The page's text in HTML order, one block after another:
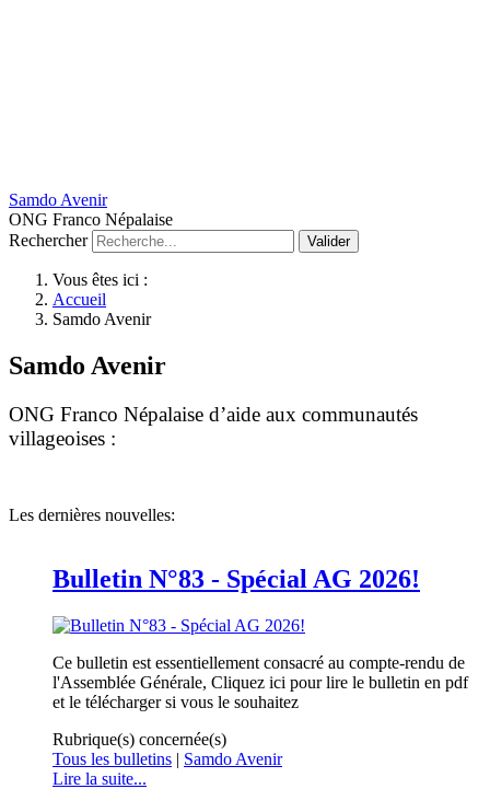
Samdo Avenir
ONG Franco Népalaise
Rechercher
Valider
Vous êtes ici :
Accueil
Samdo Avenir
Samdo Avenir
ONG Franco Népalaise d’aide aux communautés
villageoises :
Les dernières nouvelles:
Bulletin N°83 - Spécial AG 2026!
Ce bulletin est essentiellement consacré au compte-rendu de
l'Assemblée Générale, Cliquez ici pour lire le bulletin en pdf
et le télécharger si vous le souhaitez
Rubrique(s) concernée(s)
Tous les bulletins | Samdo Avenir
Lire la suite...